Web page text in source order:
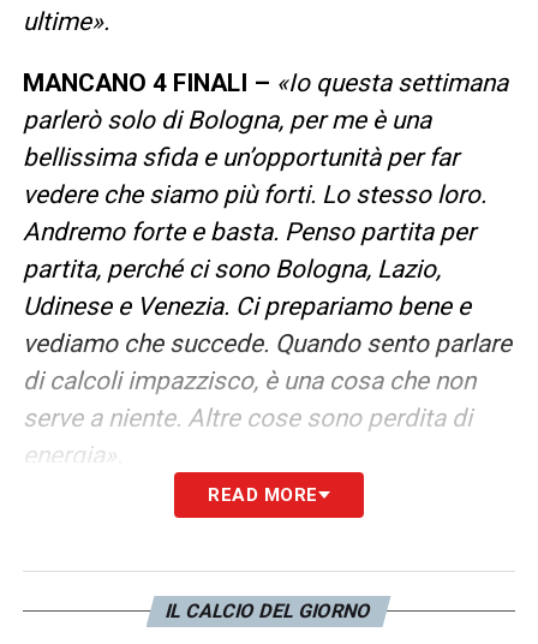
ultime».
MANCANO 4 FINALI – «Io questa settimana
parlerò solo di Bologna, per me è una
bellissima sfida e un’opportunità per far
vedere che siamo più forti. Lo stesso loro.
Andremo forte e basta. Penso partita per
partita, perché ci sono Bologna, Lazio,
Udinese e Venezia. Ci prepariamo bene e
vediamo che succede. Quando sento parlare
di calcoli impazzisco, è una cosa che non
serve a niente. Altre cose sono perdita di
energia».
«Era sotto l’asciugamano
È innamorato del calcio, è puro. Quel gesto
lo ha capito. Ho visto il video, è stato
READ MORE
IL CALCIO DEL GIORNO